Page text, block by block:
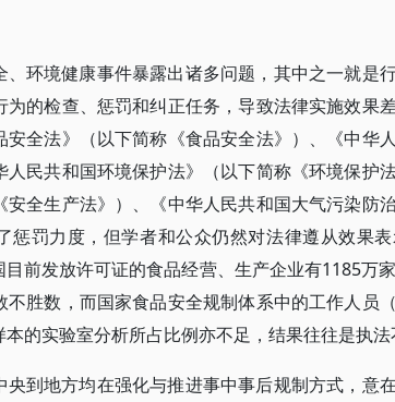
、环境健康事件暴露出诸多问题，其中之一就是
为的检查、惩罚和纠正任务，导致法律实施效果
安全法》（以下简称《食品安全法》）、《中华
人民共和国环境保护法》（以下简称《环境保护
全生产法》）、《中华人民共和国大气污染防
惩罚力度，但学者和公众仍然对法律遵从效果
前发放许可证的食品经营、生产企业有1185万
胜数，而国家食品安全规制体系中的工作人员
的实验室分析所占比例亦不足，结果往往是执法
央到地方均在强化与推进事中事后规制方式，意